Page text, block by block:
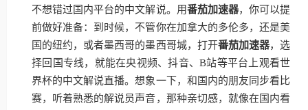
不想错过国内平台的中文解说。用番茄加速器，你可以提
前做好准备：到时候，不管你在加拿大的多伦多，还是美
国的纽约，或者墨西哥的墨西哥城，打开番茄加速器，选
择回国专线，就能在央视频、抖音、B站等平台上观看世
界杯的中文解说直播。想象一下，和国内的朋友同步看比
赛，听着熟悉的解说员声音，那种亲切感，就像在国内看